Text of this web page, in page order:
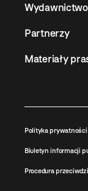
Wydawnictwo
Partnerzy
Materiały
Polityka prywatności
Biuletyn informacji
Procedura